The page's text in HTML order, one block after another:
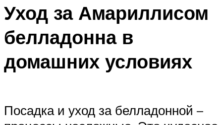
Уход за Амариллисом
белладонна в
домашних условиях
Посадка и уход за белладонной –